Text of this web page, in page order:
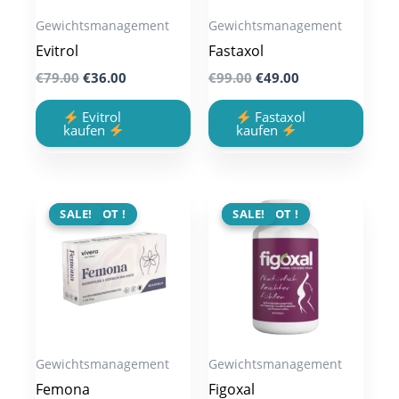
Gewichtsmanagement
Evitrol
€79.00 Original
was:
€79.00.
€36.00
Evitrol
kaufen
Gewichtsmanagement
Fastaxol
€99.00 Original
was:
€99.00.
€49.00
is:
€49.00.
Fastaxol
kaufen
ANGEBOT !
SALE!
Gewichtsmanagement
Femona
ANGEBOT !
SALE!
Gewichtsmanagement
Figoxal